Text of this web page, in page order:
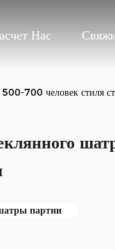
Нас
500-700 человек стиля
партии